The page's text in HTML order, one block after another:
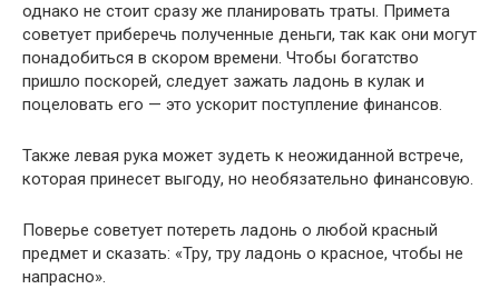
однако не стоит сразу же планировать траты. Примета
советует приберечь полученные деньги, так как они могут
понадобиться в скором времени. Чтобы богатство
пришло поскорей, следует зажать ладонь в кулак и
поцеловать его — это ускорит поступление финансов.
Также левая рука может зудеть к неожиданной встрече,
которая принесет выгоду, но необязательно финансовую.
Поверье советует потереть ладонь о любой красный
предмет и сказать: «Тру, тру ладонь о красное, чтобы не
напрасно».